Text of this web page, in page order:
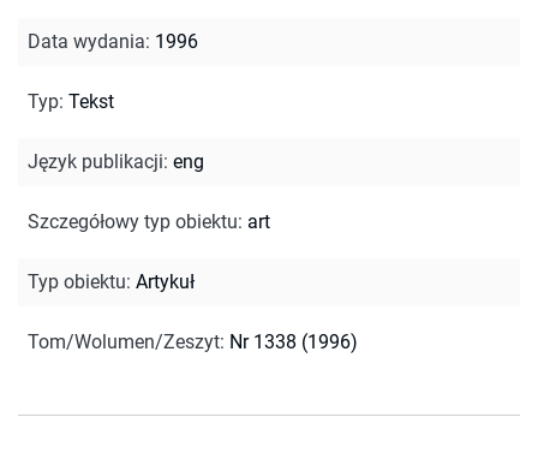
Data wydania: 1996
Typ: Tekst
Język publikacji: eng
Szczegółowy typ obiektu: art
Typ obiektu: Artykuł
Tom/Wolumen/Zeszyt: Nr 1338 (1996)